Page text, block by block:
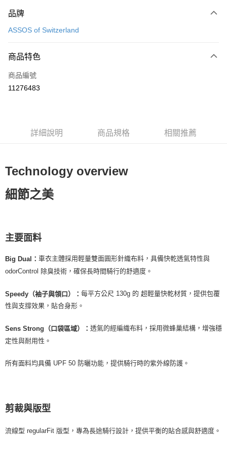
信用卡一次付款
Apple Pay
ATM付款
每筆NT$90
每筆NT$60，滿NT$10,000(含以上)免運費
每筆NT$80
每筆NT$100
品牌
ASSOS of Switzerland
商品特色
商品編號
11276483
詳細說明 商品規格 相關推薦
Technology overview
細節之美
主要面料
Big Dual： 車衣主體採用輕量雙面圓形針織布料，具備快乾透氣特性與
odorControl 除臭技術，確保長時間騎行的舒適度。
Speedy（袖子與領口）： 每平方公尺 130g 的 超輕量快乾材質，提供包覆
性與支撐效果，貼合身形。
Sens Strong（口袋區域）： 透氣的經編織布料，採用微蜂巢結構，增強穩
定性與耐用性。
所有面料均具備 UPF 50 防曬功能，提供騎行時的紫外線防護。
剪裁與版型
流線型 regularFit 版型，專為長途騎行設計，提供平衡的貼合感與舒適度。